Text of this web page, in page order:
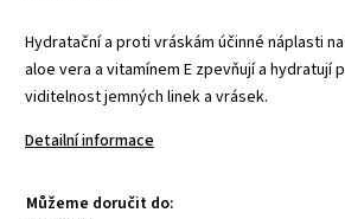
Hydratační a proti vráskám účinné náplasti
aloe vera a vitamínem E zpevňují a hydratují
viditelnost jemných linek a vrásek.
Detailní informace
Můžeme doručit do: